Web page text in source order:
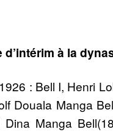
d’intérim à la
: Bell I, Henri
Douala Manga
Dina Manga